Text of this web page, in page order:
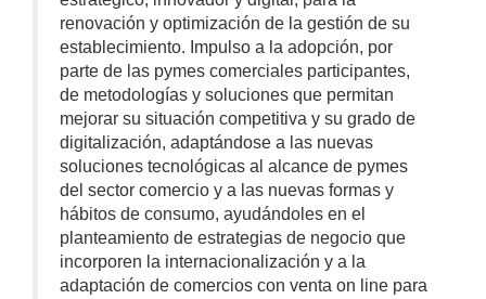
renovación y optimización de la gestión de su
establecimiento. Impulso a la adopción, por
parte de las pymes comerciales participantes,
de metodologías y soluciones que permitan
mejorar su situación competitiva y su grado de
digitalización, adaptándose a las nuevas
soluciones tecnológicas al alcance de pymes
del sector comercio y a las nuevas formas y
hábitos de consumo, ayudándoles en el
planteamiento de estrategias de negocio que
incorporen la internacionalización y a la
adaptación de comercios con venta on line para